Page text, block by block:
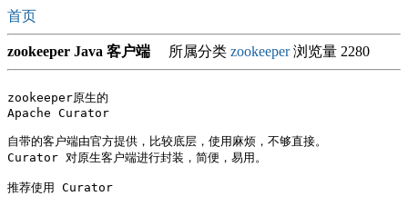
首页
zookeeper Java 客户端 所属分类 zookeeper浏览量 2280
zookeeper原生的
Apache Curator
自带的客户端由官方提供，比较底层，使用麻烦，不够直接。
Curator 对原生客户端进行封装，简便，易用。
推荐使用 Curator